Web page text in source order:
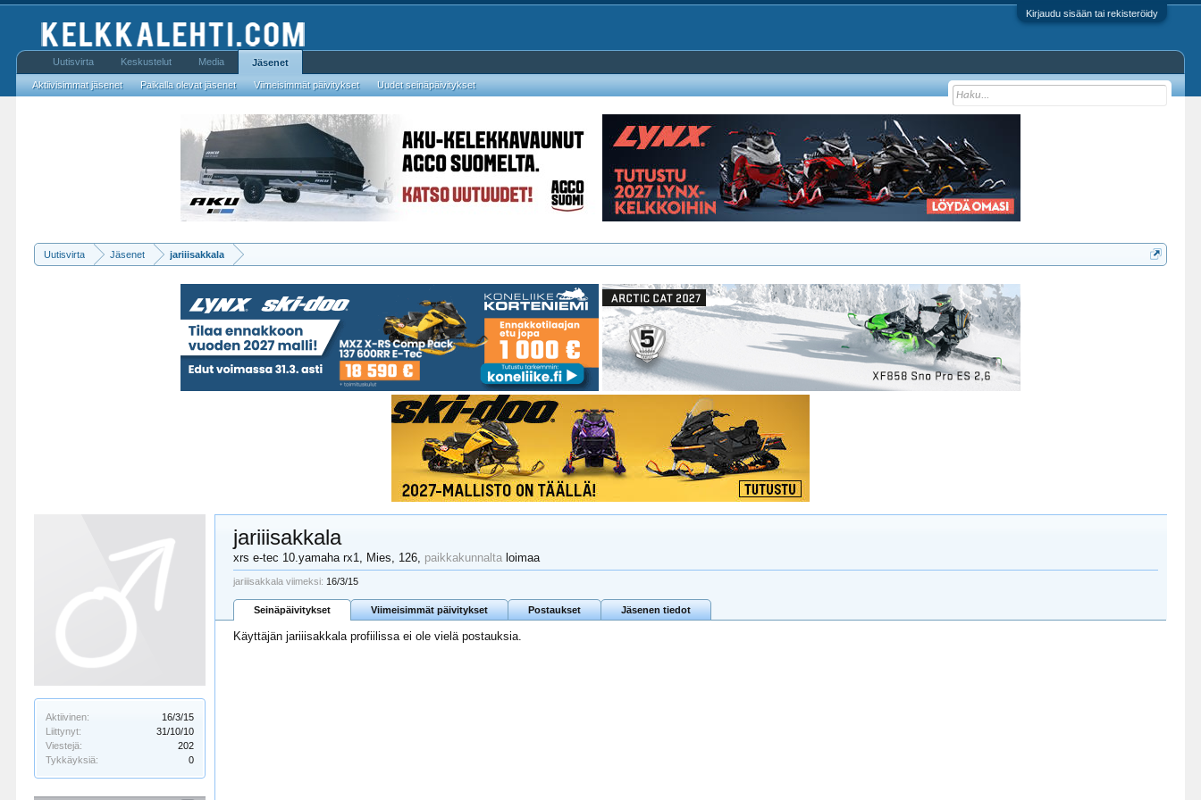
Kirjaudu sisään tai rekisteröidy
Uutisvirta Jäsenet jariiisakkala
Aktiivinen:
16/3/15
Liittynyt:
31/10/10
Viestejä:
202
Tykkäyksiä:
0
jariiisakkala
xrs e-tec 10.yamaha rx1, Mies, 126, paikkakunnalta loimaa
jariiisakkala viimeksi: 16/3/15
Seinäpäivitykset Viimeisimmät päivitykset Postaukset Jäsenen tiedot
Käyttäjän jariiisakkala profiilissa ei ole vielä postauksia.
Uutisvirta Keskustelut Media Jäsenet
Aktiivisimmat jäsenet Paikalla olevat jäsenet Viimeisimmät päivitykset Uudet seinäpäivitykset